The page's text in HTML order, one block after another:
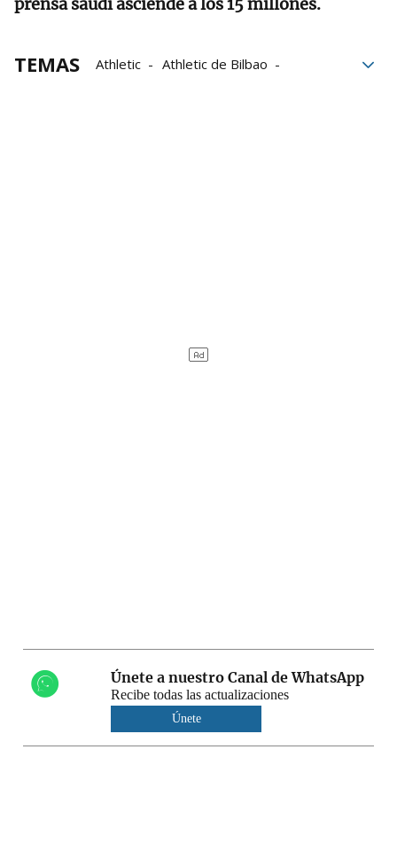
prensa saudí asciende a los 15 millones.
TEMAS Athletic
Athletic de Bilbao
Únete a nuestro Canal de WhatsApp
Recibe todas las actualizaciones
Únete